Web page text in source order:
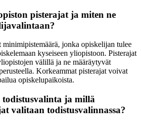
pisterajat ja miten ne
jonka opiskelijan tulee
kyseiseen yliopistoon. Pisterajat
välillä ja ne määräytyvät
Korkeammat pisterajat voivat
opiskelupaikoista.
ja millä
valitaan todistusvalinnassa?